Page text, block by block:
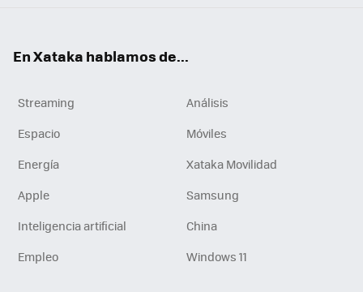
En Xataka hablamos de...
Streaming
Análisis
Espacio
Móviles
Energía
Xataka Movilidad
Apple
Samsung
Inteligencia artificial
China
Empleo
Windows 11